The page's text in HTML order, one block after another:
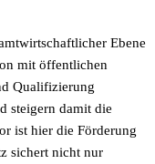
Ebene
mit öffentlichen
Qualifizierung
steigern damit die
ist hier die Förderung
sichert nicht nur